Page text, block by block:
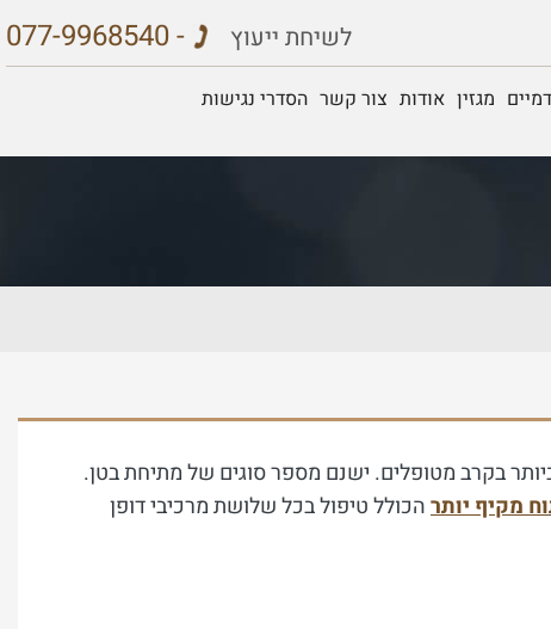
077-9968540 - לשיחת ייעוץ
מגזין אודות צור קשר הסדרי נגישות
בקרב מטופלים. ישנם מספר סוגים של מתיחת בטן.
מקיף יותרהכולל טיפול בכל שלושת מרכיבי דופן